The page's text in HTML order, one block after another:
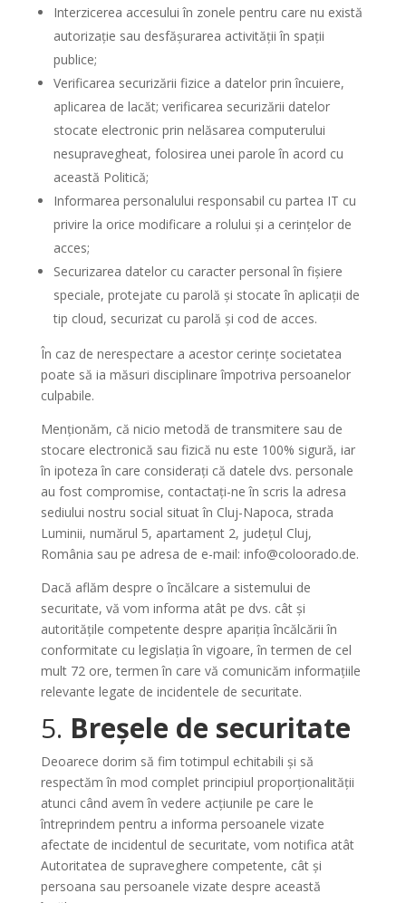
Interzicerea accesului în zonele pentru care nu există
autorizație sau desfășurarea activității în spații
publice;
Verificarea securizării fizice a datelor prin încuiere,
aplicarea de lacăt; verificarea securizării datelor
stocate electronic prin nelăsarea computerului
nesupravegheat, folosirea unei parole în acord cu
această Politică;
Informarea personalului responsabil cu partea IT cu
privire la orice modificare a rolului și a cerințelor de
acces;
Securizarea datelor cu caracter personal în fișiere
speciale, protejate cu parolă și stocate în aplicații de
tip cloud, securizat cu parolă și cod de acces.
În caz de nerespectare a acestor cerințe societatea
poate să ia măsuri disciplinare împotriva persoanelor
culpabile.
Menționăm, că nicio metodă de transmitere sau de
stocare electronică sau fizică nu este 100% sigură, iar
în ipoteza în care considerați că datele dvs. personale
au fost compromise, contactați-ne în scris la adresa
sediului nostru social situat în Cluj-Napoca, strada
Luminii, numărul 5, apartament 2, județul Cluj,
România sau pe adresa de e-mail: info@coloorado.de.
Dacă aflăm despre o încălcare a sistemului de
securitate, vă vom informa atât pe dvs. cât și
autoritățile competente despre apariția încălcării în
conformitate cu legislația în vigoare, în termen de cel
mult 72 ore, termen în care vă comunicăm informațiile
relevante legate de incidentele de securitate.
5. Breșele de securitate
Deoarece dorim să fim totimpul echitabili și să
respectăm în mod complet principiul proporționalității
atunci când avem în vedere acțiunile pe care le
întreprindem pentru a informa persoanele vizate
afectate de incidentul de securitate, vom notifica atât
Autoritatea de supraveghere competente, cât și
persoana sau persoanele vizate despre această